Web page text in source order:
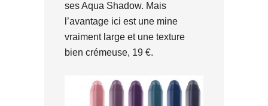
ses Aqua Shadow. Mais
l’avantage ici est une mine
vraiment large et une texture
bien crémeuse, 19 €.